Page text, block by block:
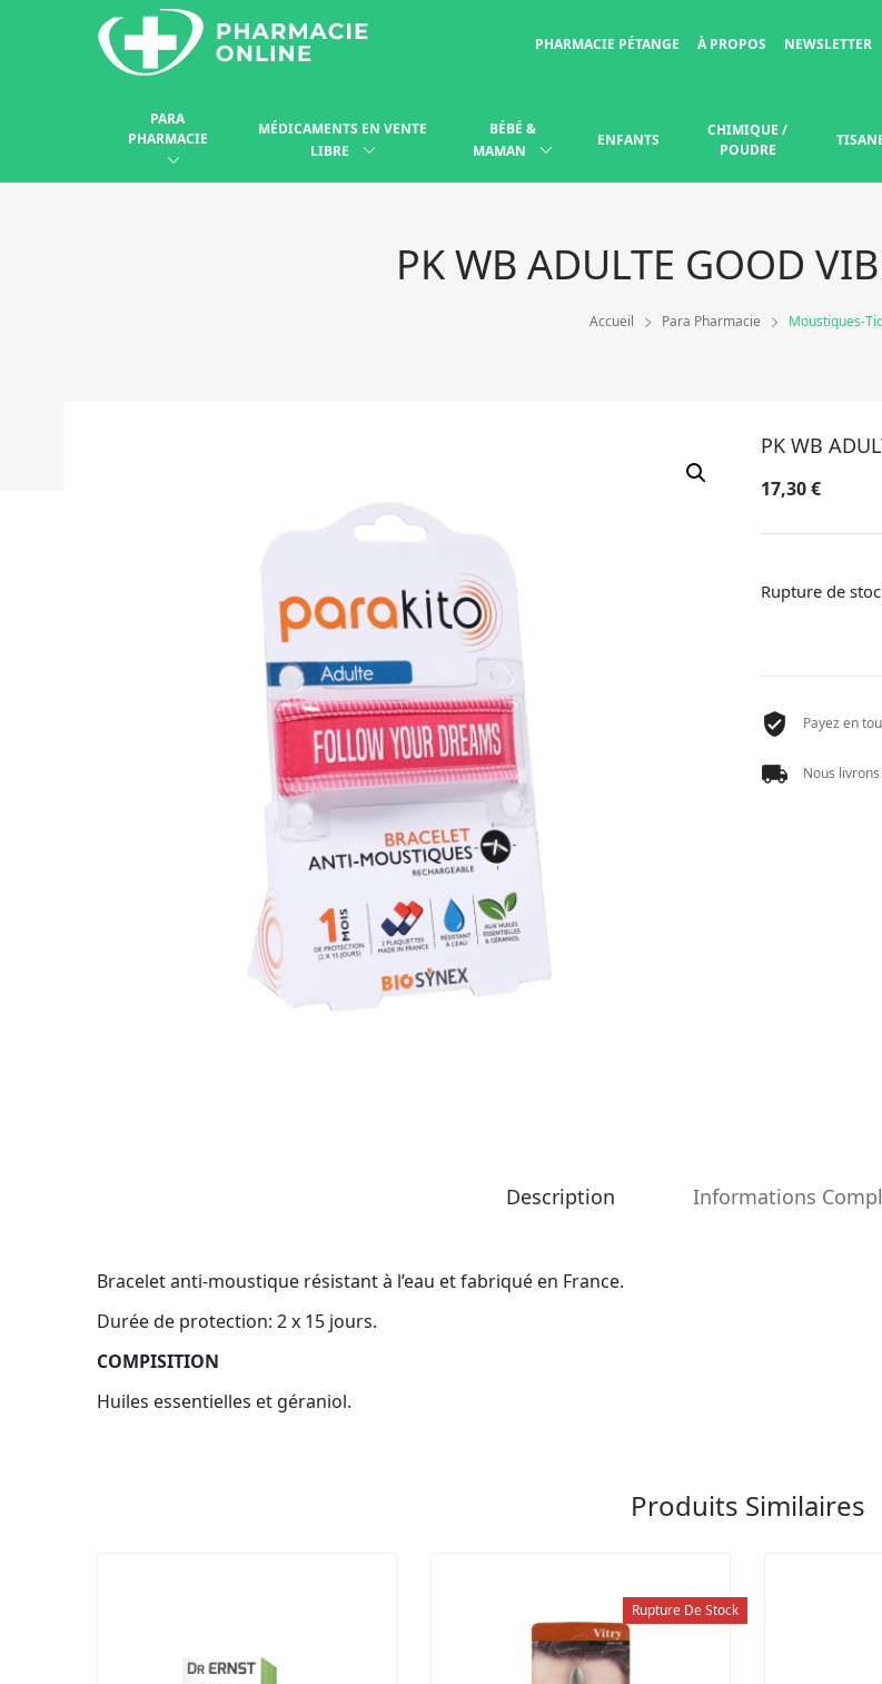
PHARMACIE PÉTANGE À PROPOS NEWSLETTER
PARA
PHARMACIE
MÉDICAMENTS EN VENTE
LIBRE
BÉBÉ &
MAMAN
ENFANTS
CHIMIQUE /
POUDRE
PK WB ADULTE GOOD
Accueil Para Pharmacie Moustiques-
PK WB
17,30€
Rupture de
Payez en
Nous
Description Informations
Bracelet anti-moustique résistant à l’eau et fabriqué en France.
Durée de protection: 2 x 15 jours.
COMPISITION
Huiles essentielles et géraniol.
Produits Similaires
Rupture De Stock